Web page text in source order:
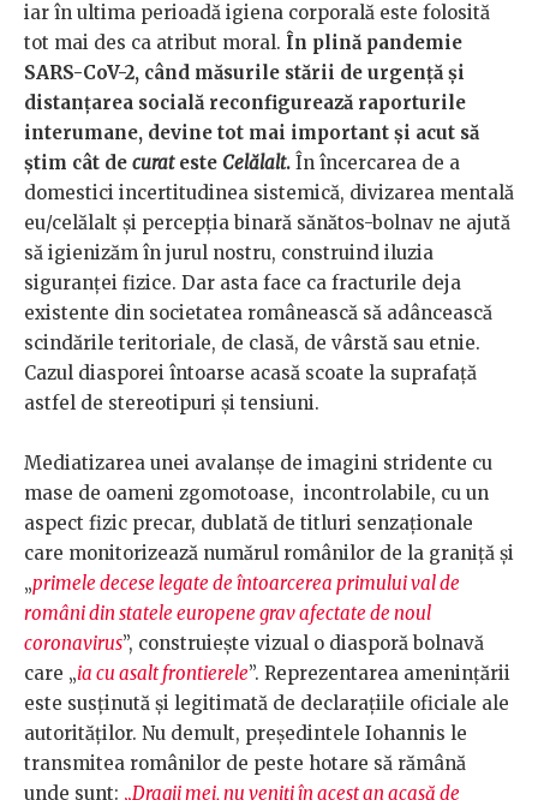
iar în ultima perioadă igiena corporală este folosită
tot mai des ca atribut moral. În plină pandemie
SARS-CoV-2, când măsurile stării de urgență și
distanțarea socială reconfigurează raporturile
interumane, devine tot mai important și acut să
știm cât de curateste Celălalt. În încercarea de a
domestici incertitudinea sistemică, divizarea mentală
eu/celălalt și percepția binară sănătos-bolnav ne ajută
să igienizăm în jurul nostru, construind iluzia
siguranței fizice. Dar asta face ca fracturile deja
existente din societatea românească să adâncească
scindările teritoriale, de clasă, de vârstă sau etnie.
Cazul diasporei întoarse acasă scoate la suprafață
astfel de stereotipuri și tensiuni.
Mediatizarea unei avalanșe de imagini stridente cu
mase de oameni zgomotoase, incontrolabile, cu un
aspect fizic precar, dublată de titluri senzaționale
care monitorizează numărul românilor de la graniță și
„primele decese legate de întoarcerea primului val de
români din statele europene grav afectate de noul
coronavirus”, construiește vizual o diasporă bolnavă
care „ia cu asalt frontierele”. Reprezentarea amenințării
este susținută și legitimată de declarațiile oficiale ale
autorităților. Nu demult, președintele Iohannis le
transmitea românilor de peste hotare să rămână
unde sunt: „Dragii mei, nu veniți în acest an acasă de